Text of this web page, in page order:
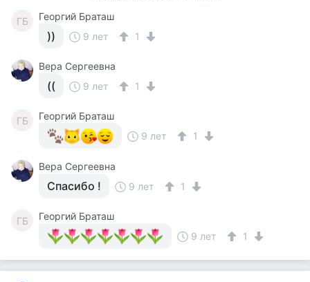
ГБ Георгий Браташ
)) 9 лет 1
Вера Сергеевна
(( 9 лет 1
ГБ
Георгий Браташ
9 лет
1
Вера Сергеевна
Спасибо ! 9 лет 1
ГБ
Георгий Браташ
9 лет
1